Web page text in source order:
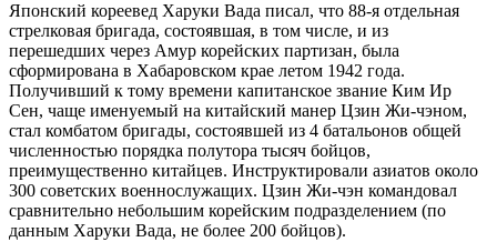
Японский кореевед Харуки Вада писал, что 88-я отдельная
стрелковая бригада, состоявшая, в том числе, и из
перешедших через Амур корейских партизан, была
сформирована в Хабаровском крае летом 1942 года.
Получивший к тому времени капитанское звание Ким Ир
Сен, чаще именуемый на китайский манер Цзин Жи-чэном,
стал комбатом бригады, состоявшей из 4 батальонов общей
численностью порядка полутора тысяч бойцов,
преимущественно китайцев. Инструктировали азиатов около
300 советских военнослужащих. Цзин Жи-чэн командовал
сравнительно небольшим корейским подразделением (по
данным Харуки Вада, не более 200 бойцов).